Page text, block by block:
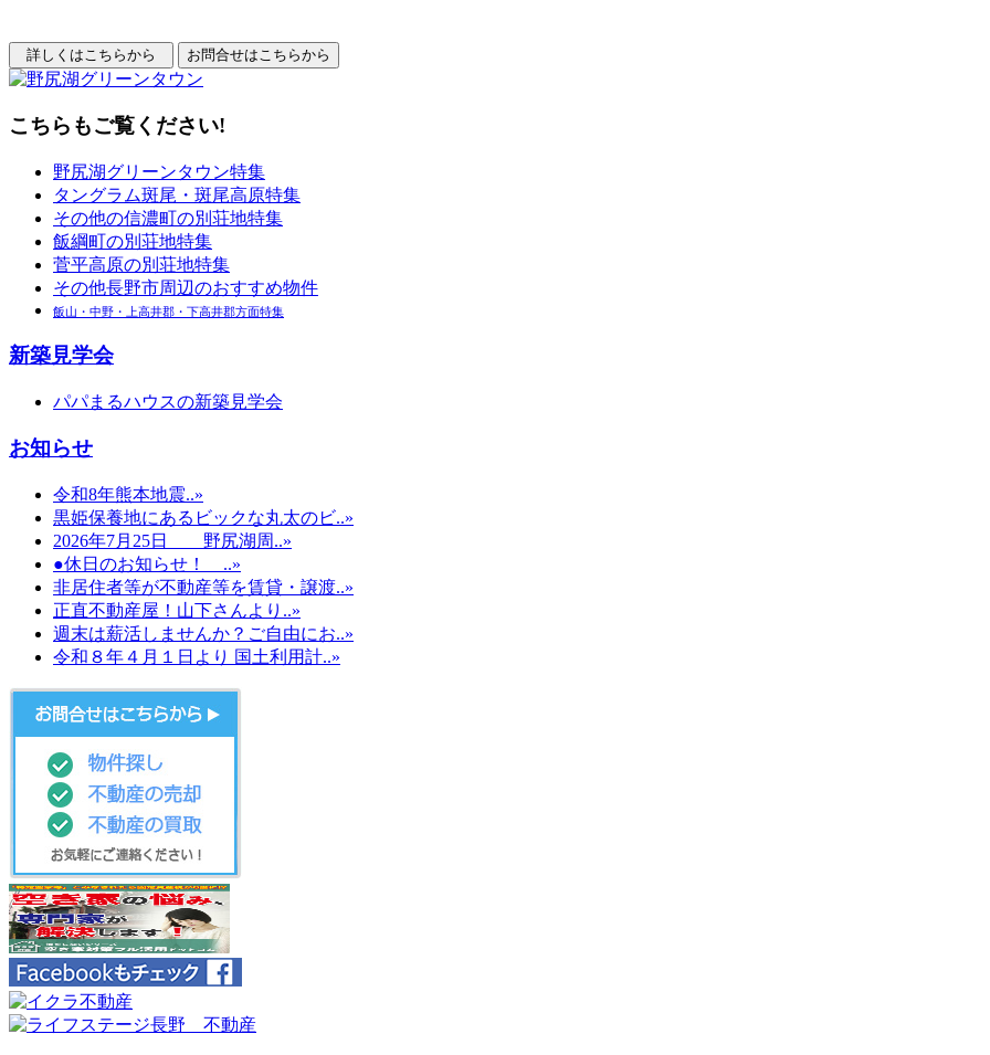
こちらもご覧ください!
野尻湖グリーンタウン特集
タングラム斑尾・斑尾高原特集
その他の信濃町の別荘地特集
飯綱町の別荘地特集
菅平高原の別荘地特集
その他長野市周辺のおすすめ物件
飯山・中野・上高井郡・下高井郡方面特集
新築見学会
パパまるハウスの新築見学会
お知らせ
令和8年熊本地震..»
黒姫保養地にあるビックな丸太のビ..»
2026年7月25日 野尻湖周..»
●休日のお知らせ！ ..»
非居住者等が不動産等を賃貸・譲渡..»
正直不動産屋！山下さんより..»
週末は薪活しませんか？ご自由にお..»
令和８年４月１日より 国土利用計..»